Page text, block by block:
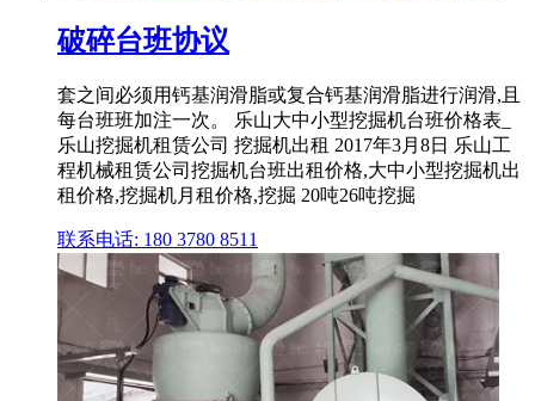
破碎台班协议
套之间必须用钙基润滑脂或复合钙基润滑脂进行润滑,且
每台班班加注一次。 乐山大中小型挖掘机台班价格表_
乐山挖掘机租赁公司 挖掘机出租 2017年3月8日 乐山工
程机械租赁公司挖掘机台班出租价格,大中小型挖掘机出
租价格,挖掘机月租价格,挖掘 20吨26吨挖掘
联系电话: 180 3780 8511